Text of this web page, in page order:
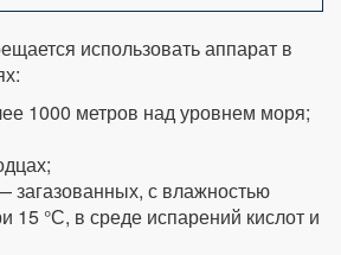
использовать аппарат в
1000 метров над уровнем моря;
с влажностью
15 °С, в среде испарений кислот и